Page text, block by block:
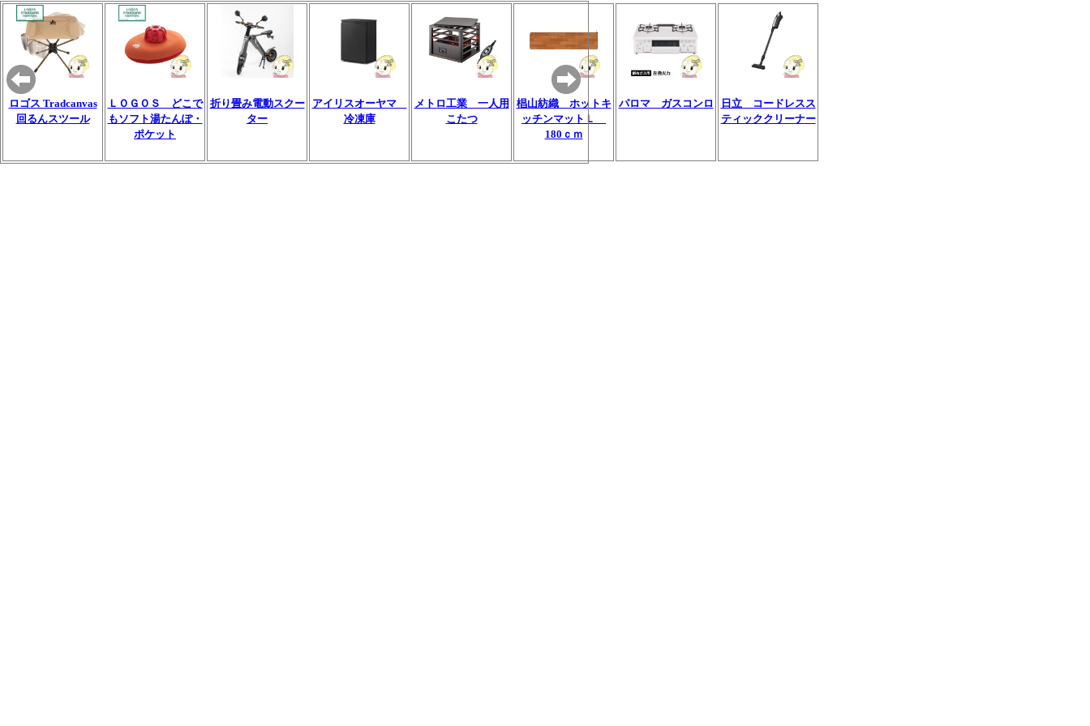
ロゴス Tradcanvas
回るんスツール
ＬＯＧＯＳ どこで
もソフト湯たんぽ・
ポケット
折り畳み電動スクー
ター
アイリスオーヤマ
冷凍庫
メトロ工業 一人用
こたつ
椙山紡織 ホットキ
ッチンマットＬ
180ｃｍ
パロマ ガスコンロ
日立 コードレスス
ティッククリーナー